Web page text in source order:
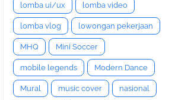
lomba ui/ux lomba video
lomba vlog lowongan pekerjaan
MHQ Mini Soccer
mobile legends Modern Dance
Mural music cover nasional